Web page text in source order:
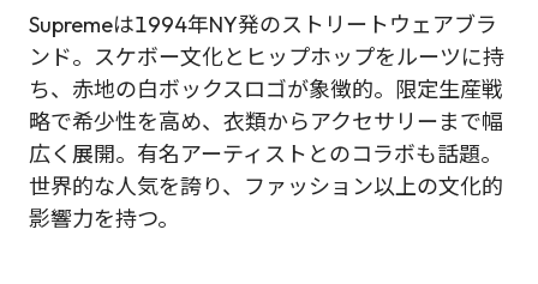
Supremeは1994年NY発のストリートウェアブラ
ンド。スケボー文化とヒップホップをルーツに持
ち、赤地の白ボックスロゴが象徴的。限定生産戦
略で希少性を高め、衣類からアクセサリーまで幅
広く展開。有名アーティストとのコラボも話題。
世界的な人気を誇り、ファッション以上の文化的
影響力を持つ。